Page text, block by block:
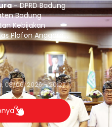
- DPRD Badung
Badung
Kebijakan
Plafon Anggaran
2027 dalam
Gedung DPRD
08/06/2026 - 20:27